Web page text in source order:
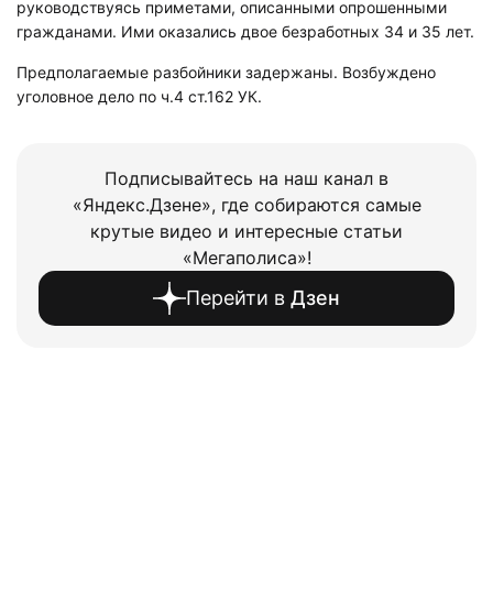
руководствуясь приметами, описанными опрошенными
гражданами. Ими оказались двое безработных 34 и 35 лет.
Предполагаемые разбойники задержаны. Возбуждено
уголовное дело по ч.4 ст.162 УК.
Подписывайтесь на наш канал в
«Яндекс.Дзене», где собираются самые
крутые видео и интересные статьи
«Мегаполиса»!
Перейти в Дзен